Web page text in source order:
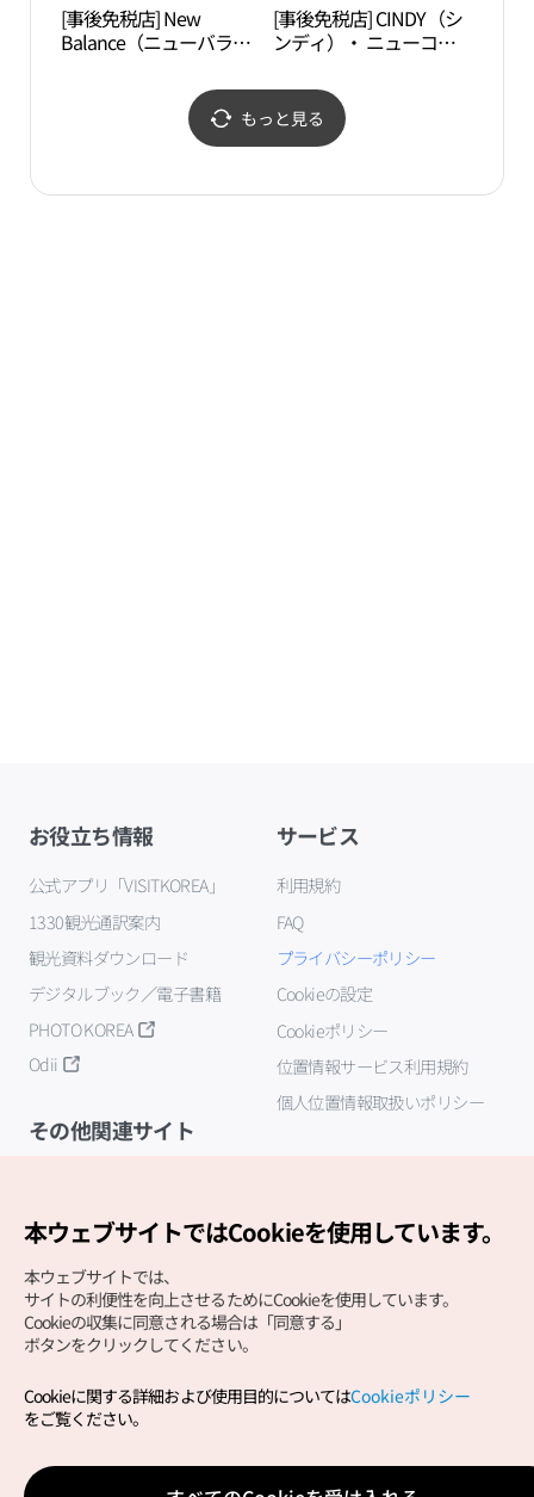
[事後免税店] New
Balance（ニューバラン
トレットピョンチョン
（坪村）店(뉴발란스 뉴
코아아울렛 평촌점)
[事後免税店] CINDY（シ
ンディ）・ ニューコア
ン（坪村）店(신디 뉴코
아아울렛 평촌점)
もっと見る
お役立ち情報
公式アプリ「VISITKOREA」
1330観光通訳案内
観光資料ダウンロード
デジタルブック／電子書籍
PHOTO KOREA
Odii
サービス
利用規約
FAQ
プライバシーポリシー
Cookieの設定
Cookieポリシー
位置情報サービス利用規約
個人位置情報取扱いポリシー
その他関連サイト
Copyright (c) Korea Tourism Organization All Rights
サイトエラー報告公式メール
japanese@knto.or.kr
本ウェブサイトではCookieを使用しています。
本ウェブサイトでは、
サイトの利便性を向上させるためにCookieを使用しています。
Cookieの収集に同意される場合は「同意する」
ボタンをクリックしてください。
Cookieに関する詳細および使用目的についてはCookieポリシー
をご覧ください。